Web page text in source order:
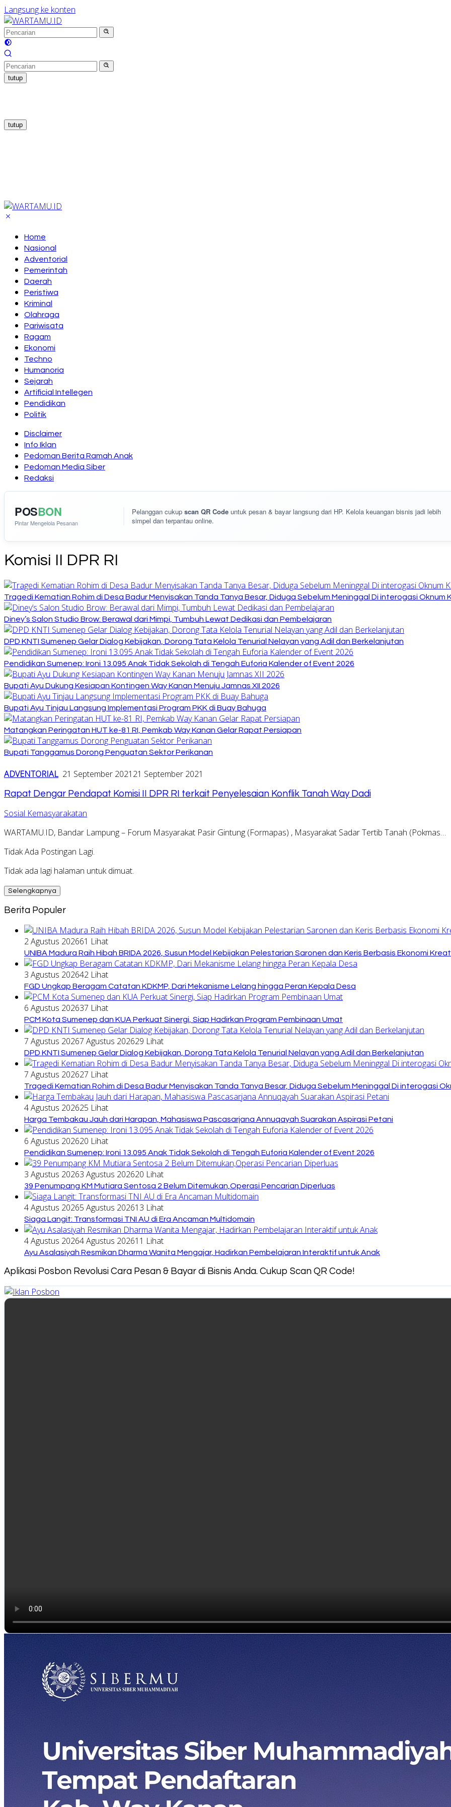
Langsung ke konten
tutup
tutup
Home
Nasional
Adventorial
Pemerintah
Daerah
Peristiwa
Kriminal
Olahraga
Pariwisata
Ragam
Ekonomi
Techno
Humanoria
Sejarah
Artificial Intellegen
Pendidikan
Politik
Disclaimer
Info Iklan
Pedoman Berita Ramah Anak
Pedoman Media Siber
Redaksi
POSBON
Pintar Mengelola Pesanan
Pelanggan cukup scan QR Code untuk pesan & bayar langsung dari HP. Kelola keuangan bisnis jadi lebih
simpel dan terpantau online.
Komisi II DPR RI
Tragedi Kematian Rohim di Desa Badur Menyisakan Tanda Tanya Besar, Diduga Sebelum Meninggal Di interogasi Oknum
Diney’s Salon Studio Brow: Berawal dari Mimpi, Tumbuh Lewat Dedikasi dan Pembelajaran
DPD KNTI Sumenep Gelar Dialog Kebijakan, Dorong Tata Kelola Tenurial Nelayan yang Adil dan Berkelanjutan
Pendidikan Sumenep: Ironi 13.095 Anak Tidak Sekolah di Tengah Euforia Kalender of Event 2026
Bupati Ayu Dukung Kesiapan Kontingen Way Kanan Menuju Jamnas XII 2026
Bupati Ayu Tinjau Langsung Implementasi Program PKK di Buay Bahuga
Matangkan Peringatan HUT ke-81 RI, Pemkab Way Kanan Gelar Rapat Persiapan
Bupati Tanggamus Dorong Penguatan Sektor Perikanan
ADVENTORIAL 21 September 2021 21 September 2021
Rapat Dengar Pendapat Komisi II DPR RI terkait Penyelesaian Konflik Tanah Way Dadi
Sosial Kemasyarakatan
WARTAMU.ID, Bandar Lampung – Forum Masyarakat Pasir Gintung (Formapas) , Masyarakat Sadar Tertib Tanah (Pokmas…
Tidak Ada Postingan Lagi.
Tidak ada lagi halaman untuk dimuat.
Selengkapnya
Berita Populer
2 Agustus 202661 Lihat
UNIBA Madura Raih Hibah BRIDA 2026, Susun Model Kebijakan Pelestarian Saronen dan Keris Berbasis Ekonomi
3 Agustus 202642 Lihat
FGD Ungkap Beragam Catatan KDKMP, Dari Mekanisme Lelang hingga Peran Kepala Desa
6 Agustus 202637 Lihat
PCM Kota Sumenep dan KUA Perkuat Sinergi, Siap Hadirkan Program Pembinaan Umat
7 Agustus 20267 Agustus 202629 Lihat
DPD KNTI Sumenep Gelar Dialog Kebijakan, Dorong Tata Kelola Tenurial Nelayan yang Adil dan Berkelanjutan
7 Agustus 202627 Lihat
Tragedi Kematian Rohim di Desa Badur Menyisakan Tanda Tanya Besar, Diduga Sebelum Meninggal Di interogasi
4 Agustus 202625 Lihat
Harga Tembakau Jauh dari Harapan, Mahasiswa Pascasarjana Annuqayah Suarakan Aspirasi Petani
6 Agustus 202620 Lihat
Pendidikan Sumenep: Ironi 13.095 Anak Tidak Sekolah di Tengah Euforia Kalender of Event 2026
3 Agustus 20263 Agustus 202620 Lihat
39 Penumpang KM Mutiara Sentosa 2 Belum Ditemukan,Operasi Pencarian Diperluas
4 Agustus 20265 Agustus 202613 Lihat
Siaga Langit: Transformasi TNI AU di Era Ancaman Multidomain
4 Agustus 20264 Agustus 202611 Lihat
Ayu Asalasiyah Resmikan Dharma Wanita Mengajar, Hadirkan Pembelajaran Interaktif untuk Anak
Aplikasi Posbon Revolusi Cara Pesan & Bayar di Bisnis Anda. Cukup Scan QR Code!